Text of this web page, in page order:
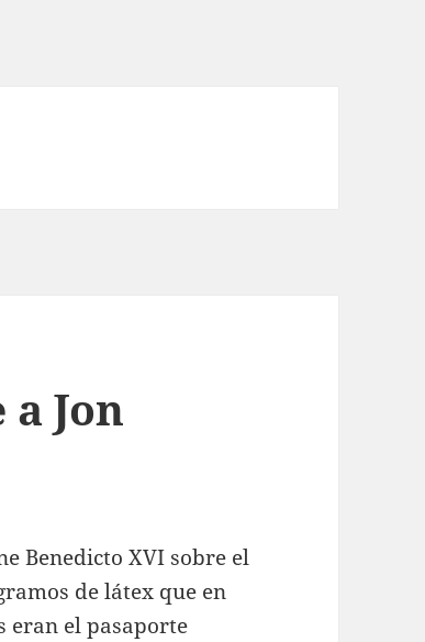
Jon
Benedicto XVI sobre el
de látex que en
eran el pasaporte